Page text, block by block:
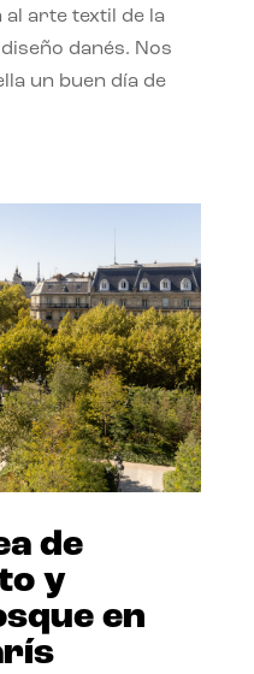
arte textil de la
danés. Nos
un buen día de
de
y
en